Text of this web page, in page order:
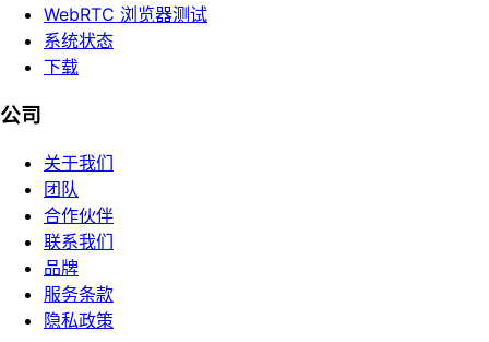
WebRTC 浏览器测试
系统状态
下载
公司
关于我们
团队
合作伙伴
联系我们
品牌
服务条款
隐私政策